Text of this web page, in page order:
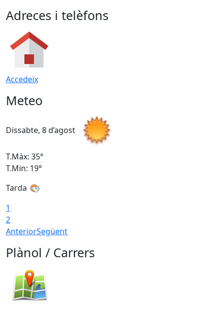
Adreces i telèfons
Accedeix
Meteo
Dissabte, 8 d’agost
T.Màx: 35°
T.Min: 19°
Tarda
1
2
AnteriorSegüent
Plànol / Carrers